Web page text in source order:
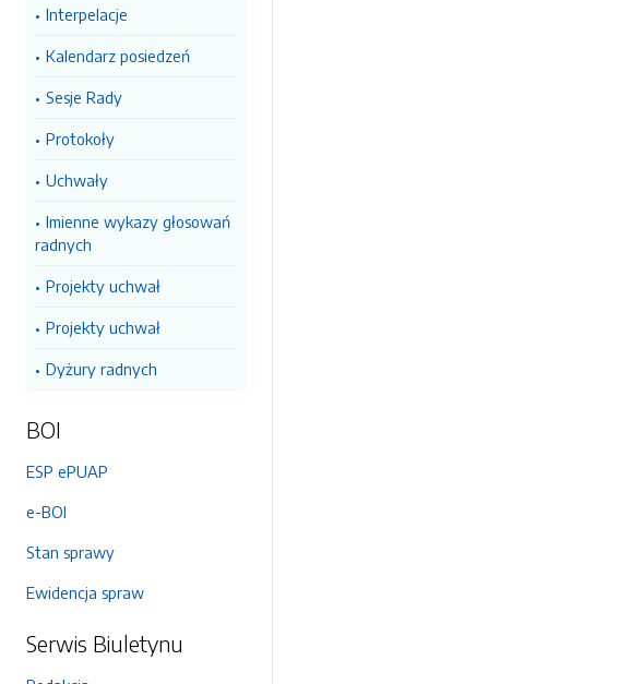
Interpelacje
Kalendarz posiedzeń
Sesje Rady
Protokoły
Uchwały
Imienne wykazy głosowań
radnych
Projekty uchwał
Projekty uchwał
Dyżury radnych
BOI
ESP ePUAP
e-BOI
Stan sprawy
Ewidencja spraw
Serwis Biuletynu